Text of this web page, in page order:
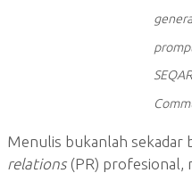
Menulis bukanlah sekadar
relations(PR) profesional,